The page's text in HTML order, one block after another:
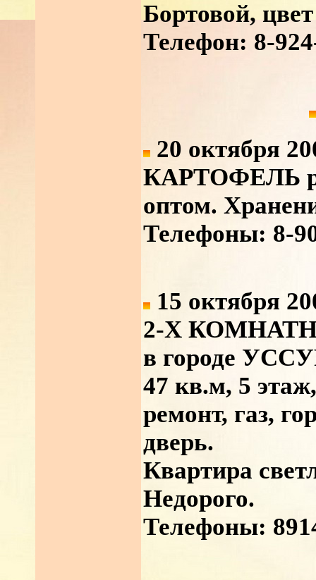
Бортовой,
Телефон: 8-
20 октября
КАРТОФЕЛЬ
оптом.
Телефоны: 8-
15 октября
2-Х
в городе
47 кв.м, 5
ремонт, газ,
дверь.
Квартира
Недорого.
Телефоны: